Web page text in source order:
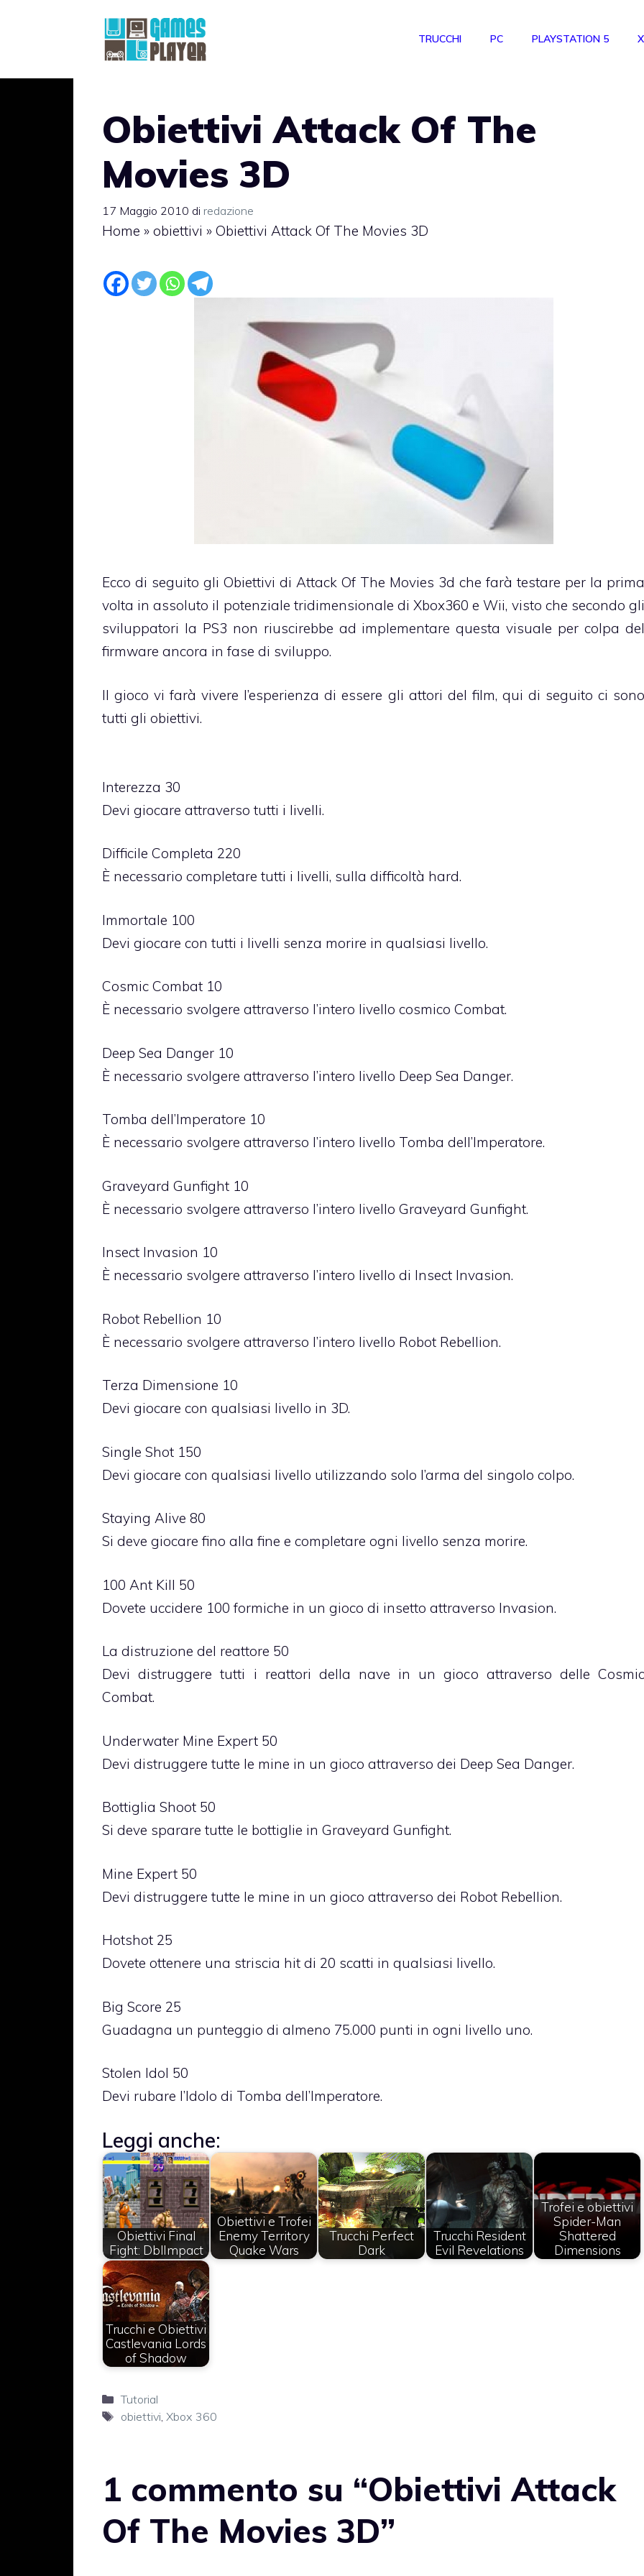
TRUCCHI PC PLAYSTATION 5
Obiettivi Attack Of The
Movies 3D
17 Maggio 2010 di redazione
Home » obiettivi » Obiettivi Attack Of The Movies 3D
Ecco di seguito gli Obiettivi di Attack Of The Movies 3d che farà testare per la prima
volta in assoluto il potenziale tridimensionale di Xbox360 e Wii, visto che secondo gli
sviluppatori la PS3 non riuscirebbe ad implementare questa visuale per colpa del
firmware ancora in fase di sviluppo.
Il gioco vi farà vivere l’esperienza di essere gli attori del film, qui di seguito ci sono
tutti gli obiettivi.
Interezza 30
Devi giocare attraverso tutti i livelli.
Difficile Completa 220
È necessario completare tutti i livelli, sulla difficoltà hard.
Immortale 100
Devi giocare con tutti i livelli senza morire in qualsiasi livello.
Cosmic Combat 10
È necessario svolgere attraverso l’intero livello cosmico Combat.
Deep Sea Danger 10
È necessario svolgere attraverso l’intero livello Deep Sea Danger.
Tomba dell’Imperatore 10
È necessario svolgere attraverso l’intero livello Tomba dell’Imperatore.
Graveyard Gunfight 10
È necessario svolgere attraverso l’intero livello Graveyard Gunfight.
Insect Invasion 10
È necessario svolgere attraverso l’intero livello di Insect Invasion.
Robot Rebellion 10
È necessario svolgere attraverso l’intero livello Robot Rebellion.
Terza Dimensione 10
Devi giocare con qualsiasi livello in 3D.
Single Shot 150
Devi giocare con qualsiasi livello utilizzando solo l’arma del singolo colpo.
Staying Alive 80
Si deve giocare fino alla fine e completare ogni livello senza morire.
100 Ant Kill 50
Dovete uccidere 100 formiche in un gioco di insetto attraverso Invasion.
La distruzione del reattore 50
Devi distruggere tutti i reattori della nave in un gioco attraverso delle Cosmic
Combat.
Underwater Mine Expert 50
Devi distruggere tutte le mine in un gioco attraverso dei Deep Sea Danger.
Bottiglia Shoot 50
Si deve sparare tutte le bottiglie in Graveyard Gunfight.
Mine Expert 50
Devi distruggere tutte le mine in un gioco attraverso dei Robot Rebellion.
Hotshot 25
Dovete ottenere una striscia hit di 20 scatti in qualsiasi livello.
Big Score 25
Guadagna un punteggio di almeno 75.000 punti in ogni livello uno.
Stolen Idol 50
Devi rubare l’Idolo di Tomba dell’Imperatore.
Leggi anche:
Obiettivi Final
Fight: DblImpact
Obiettivi e Trofei
Enemy Territory
Quake Wars
Trucchi Perfect
Dark
Trucchi Resident
Evil Revelations
Trofei e obiettivi
Spider-Man
Shattered
Dimensions
Trucchi e Obiettivi
Castlevania Lords
of Shadow
Categorie
Tutorial
Tag
obiettivi, Xbox 360
1 commento su “Obiettivi Attack
Of The Movies 3D”